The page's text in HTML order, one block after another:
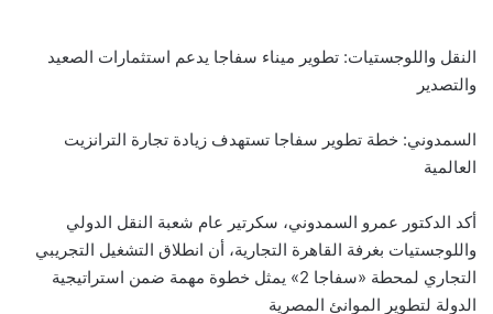
النقل واللوجستيات: تطوير ميناء سفاجا يدعم استثمارات الصعيد
والتصدير
السمدوني: خطة تطوير سفاجا تستهدف زيادة تجارة الترانزيت
العالمية
أكد الدكتور عمرو السمدوني، سكرتير عام شعبة النقل الدولي
واللوجستيات بغرفة القاهرة التجارية، أن انطلاق التشغيل التجريبي
التجاري لمحطة «سفاجا 2» يمثل خطوة مهمة ضمن استراتيجية
الدولة لتطوير الموانئ المصرية